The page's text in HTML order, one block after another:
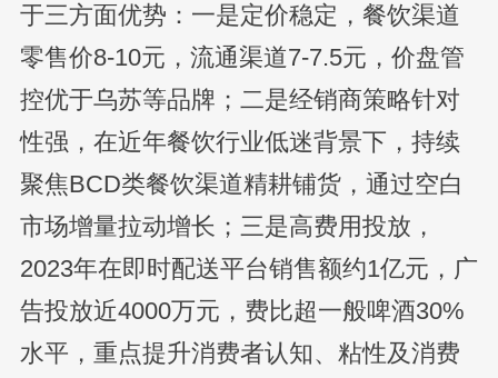
于三方面优势：一是定价稳定，餐饮渠道
零售价8-10元，流通渠道7-7.5元，价盘管
控优于乌苏等品牌；二是经销商策略针对
性强，在近年餐饮行业低迷背景下，持续
聚焦BCD类餐饮渠道精耕铺货，通过空白
市场增量拉动增长；三是高费用投放，
2023年在即时配送平台销售额约1亿元，广
告投放近4000万元，费比超一般啤酒30%
水平，重点提升消费者认知、粘性及消费